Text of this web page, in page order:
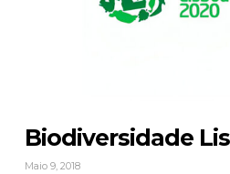
Biodiversidade
Maio 9, 2018